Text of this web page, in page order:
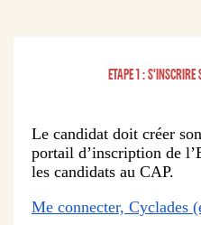
ETAPE 1 : S'INSCRIRE
Le candidat doit créer
portail d’inscription de
les candidats au CAP.
Me connecter, Cyclades